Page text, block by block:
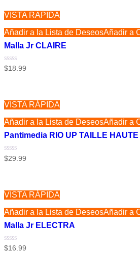
VISTA RÁPIDA
Añadir a la Lista de DeseosAñadir a
Malla Jr CLAIRE
Valorado
$18.99
VISTA RÁPIDA
Añadir a la Lista de DeseosAñadir a
Pantimedia RIO UP TAILLE HAUTE
Valorado
$29.99
VISTA RÁPIDA
Añadir a la Lista de DeseosAñadir a
Malla Jr ELECTRA
Valorado
$16.99